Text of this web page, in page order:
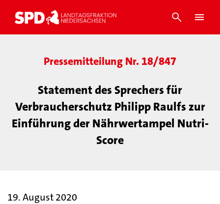
Pressemitteilung Nr. 18/847
Statement des Sprechers für
Verbraucherschutz Philipp Raulfs zur
Einführung der Nährwertampel Nutri-
Score
19. August 2020